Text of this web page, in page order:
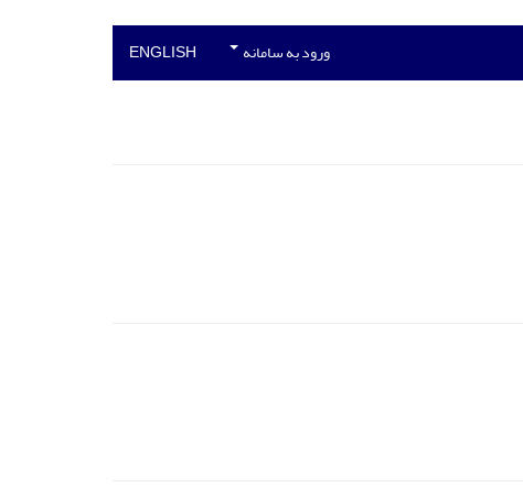
ورود به سامانه ENGLISH